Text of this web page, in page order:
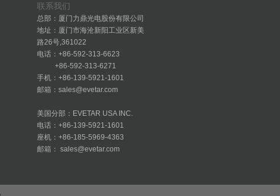
联系我们
总部：厦门力鼎光电股份有限公司
地址：厦门市海沧新阳工业区新美
路26号,361022
电话：+86-592-313-6623
+86-592-313-6271
手机：+86-139-5921-1601
邮箱：sales@evetar.com
美国分部：EVETAR USA INC.
电话：+86-139-5921-1601
座机：+86-185-5969-4363
邮箱： sales@evetar.com